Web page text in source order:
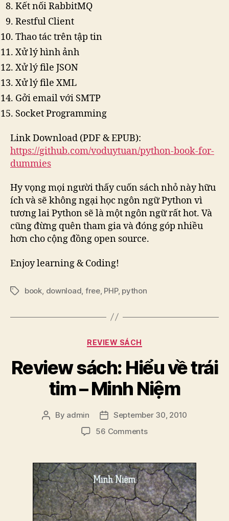
Kết nối RabbitMQ
Restful Client
Thao tác trên tập tin
Xử lý hình ảnh
Xử lý file JSON
Xử lý file XML
Gởi email với SMTP
Socket Programming
Link Download (PDF & EPUB):
https://github.com/voduytuan/python-book-for-
dummies
Hy vọng mọi người thấy cuốn sách nhỏ này hữu
ích và sẽ không ngại học ngôn ngữ Python vì
tương lai Python sẽ là một ngôn ngữ rất hot. Và
cũng đừng quên tham gia và đóng góp nhiều
hơn cho cộng đồng open source.
Enjoy learning & Coding!
Tagsbook, download, free, PHP, python
Categories
REVIEW SÁCH
Review sách: Hiểu về trái
tim – Minh Niệm
Post
By admin
Post
date
September 30, 2010
56 Commentson
Hiểu
về
trái
tim
–